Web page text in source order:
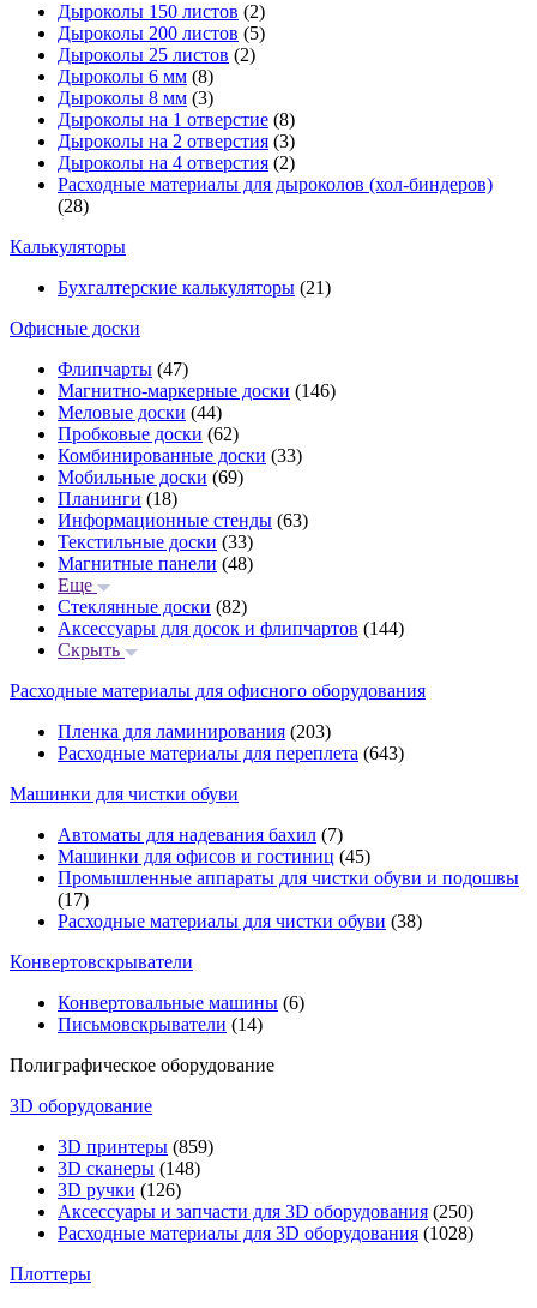
Дыроколы 150 листов (2)
Дыроколы 200 листов (5)
Дыроколы 25 листов (2)
Дыроколы 6 мм (8)
Дыроколы 8 мм (3)
Дыроколы на 1 отверстие (8)
Дыроколы на 2 отверстия (3)
Дыроколы на 4 отверстия (2)
Расходные материалы для дыроколов (хол-биндеров)
(28)
Калькуляторы
Бухгалтерские калькуляторы (21)
Офисные доски
Флипчарты (47)
Магнитно-маркерные доски (146)
Меловые доски (44)
Пробковые доски (62)
Комбинированные доски (33)
Мобильные доски (69)
Планинги (18)
Информационные стенды (63)
Текстильные доски (33)
Магнитные панели (48)
Еще
Стеклянные доски (82)
Аксессуары для досок и флипчартов (144)
Скрыть
Расходные материалы для офисного оборудования
Пленка для ламинирования (203)
Расходные материалы для переплета (643)
Машинки для чистки обуви
Автоматы для надевания бахил (7)
Машинки для офисов и гостиниц (45)
Промышленные аппараты для чистки обуви и подошвы
(17)
Расходные материалы для чистки обуви (38)
Конвертовскрыватели
Конвертовальные машины (6)
Письмовскрыватели (14)
Полиграфическое оборудование
3D оборудование
3D принтеры (859)
3D сканеры (148)
3D ручки (126)
Аксессуары и запчасти для 3D оборудования (250)
Расходные материалы для 3D оборудования (1028)
Плоттеры